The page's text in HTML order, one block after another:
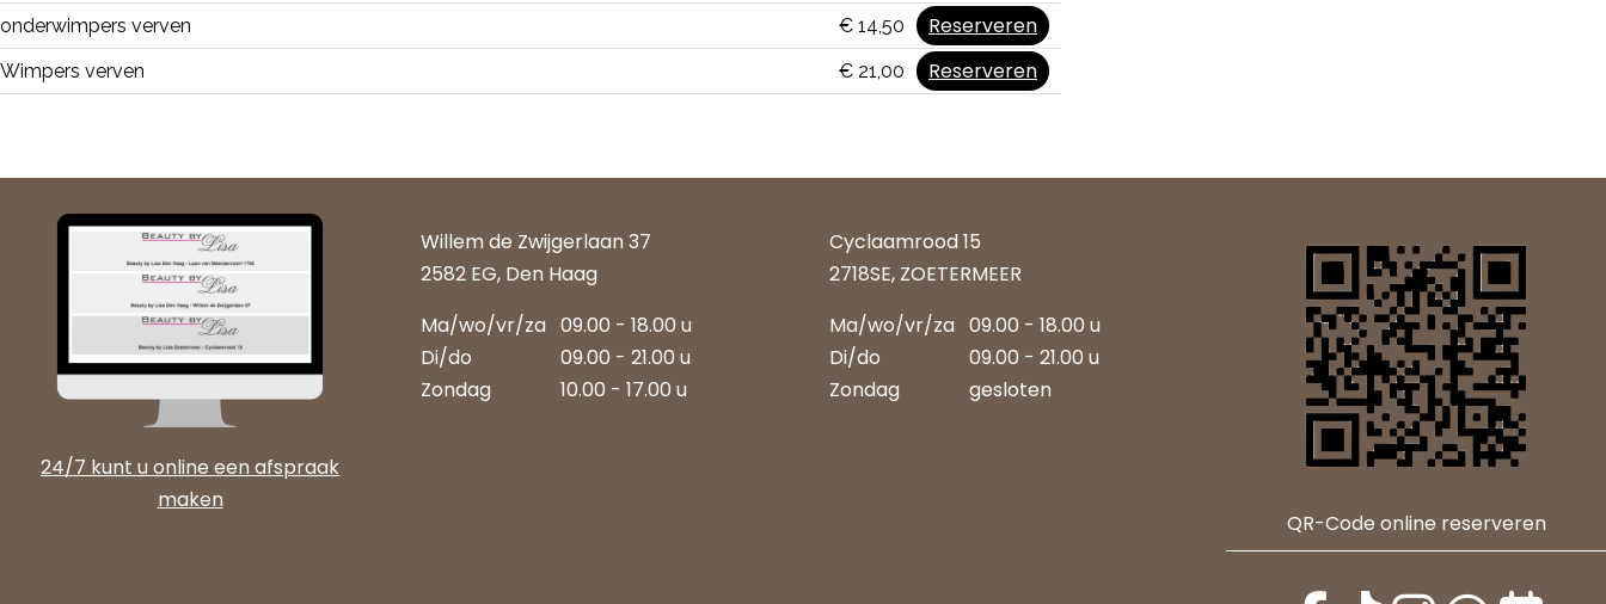
onderwimpers verven Reserveren
€ 14,50
Wimpers verven
Reserveren
€ 21,00
24/7 kunt u online een afspraak
maken
Willem de Zwijgerlaan 37
2582 EG, Den Haag
Ma/wo/vr/za 09.00 - 18.00 u
Di/do
09.00 - 21.00 u
Zondag
10.00 - 17.00 u
Cyclaamrood 15
2718SE, ZOETERMEER
Ma/wo/vr/za 09.00 - 18.00 u
Di/do
09.00 - 21.00 u
Zondag
gesloten
QR-Code online reserveren